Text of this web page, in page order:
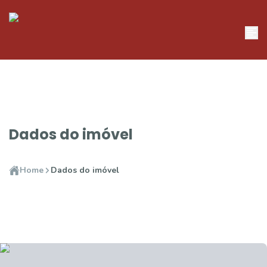
Dados do imóvel
Home Dados do imóvel